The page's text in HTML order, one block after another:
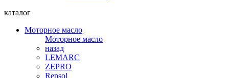
каталог
Моторное масло
Моторное масло
назад
LEMARC
ZEPRO
Repsol